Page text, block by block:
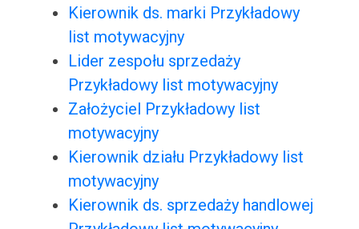
Kierownik ds. marki Przykładowy
list motywacyjny
Lider zespołu sprzedaży
Przykładowy list motywacyjny
Założyciel Przykładowy list
motywacyjny
Kierownik działu Przykładowy list
motywacyjny
Kierownik ds. sprzedaży handlowej